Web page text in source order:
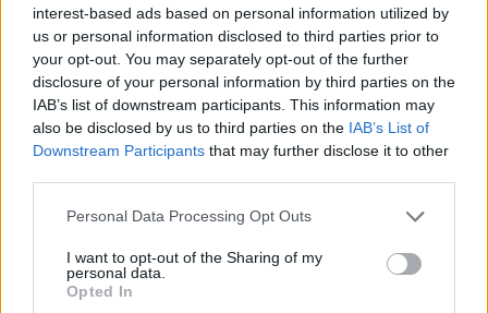
interest-based ads based on personal information utilized by
us or personal information disclosed to third parties prior to
your opt-out. You may separately opt-out of the further
disclosure of your personal information by third parties on the
IAB’s list of downstream participants. This information may
also be disclosed by us to third parties on the IAB’s List of
Downstream Participants that may further disclose it to other
Please note that this website/app uses one or more Google
not limited to your visit or usage behaviour. You may click to
grant or deny consent to Google and its third-party tags to
use your data for below specified purposes in below Google
Personal Data Processing Opt Outs
I want to opt-out of the Sharing of my
personal data.
Opted In
από τη ΝΔ, έχουν επεκταθεί στους περισσότερους …Διαβάστε
Περισσότερα...
ΑΝΗΚΕΙ ΣΤΗΝ ΚΑΤΗΓΟΡΙΑ: HOME-LEFT , INTERNET
ΡΑΔΙΟΦΩΝΟ , ΤΗΛΕΟΡΑΣΗ
NEW MEDIA , NEXT STEP MEDIA , NOTES 96
PARAPOLITIKA.GR